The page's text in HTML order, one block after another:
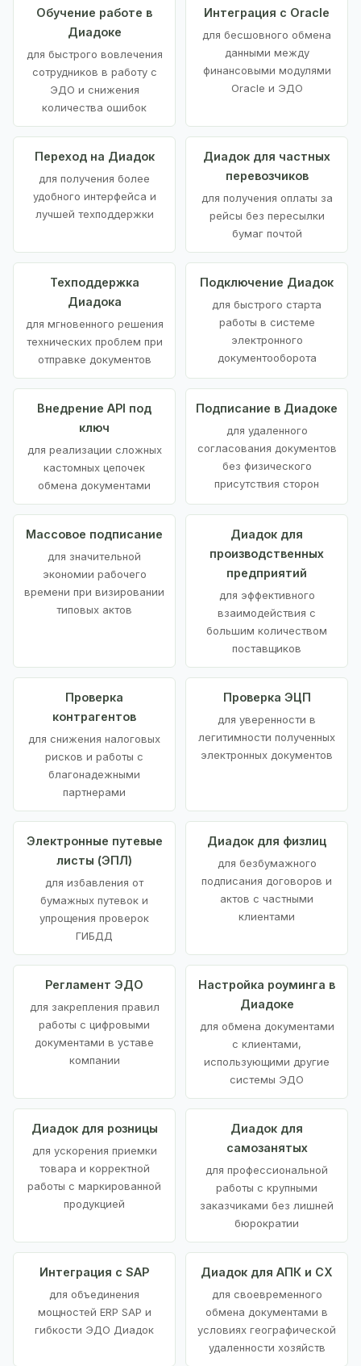
Обучение работе в
Диадоке
для быстрого вовлечения
сотрудников в работу с
ЭДО и снижения
количества ошибок
Интеграция с Oracle
для бесшовного обмена
данными между
финансовыми модулями
Oracle и ЭДО
Переход на Диадок
для получения более
удобного интерфейса и
лучшей техподдержки
Диадок для частных
перевозчиков
для получения оплаты за
рейсы без пересылки
бумаг почтой
Техподдержка
Диадока
для мгновенного решения
технических проблем при
отправке документов
Подключение Диадок
для быстрого старта
работы в системе
электронного
документооборота
Внедрение API под
ключ
для реализации сложных
кастомных цепочек
обмена документами
Подписание в Диадоке
для удаленного
согласования документов
без физического
присутствия сторон
Массовое подписание
для значительной
экономии рабочего
времени при визировании
типовых актов
Диадок для
производственных
предприятий
для эффективного
взаимодействия с
большим количеством
поставщиков
Проверка
контрагентов
для снижения налоговых
рисков и работы с
благонадежными
партнерами
Проверка ЭЦП
для уверенности в
легитимности полученных
электронных документов
Электронные путевые
листы (ЭПЛ)
для избавления от
бумажных путевок и
упрощения проверок
ГИБДД
Диадок для физлиц
для безбумажного
подписания договоров и
актов с частными
клиентами
Регламент ЭДО
для закрепления правил
работы с цифровыми
документами в уставе
компании
Настройка роуминга в
Диадоке
для обмена документами
с клиентами,
использующими другие
системы ЭДО
Диадок для розницы
для ускорения приемки
товара и корректной
работы с маркированной
продукцией
Диадок для
самозанятых
для профессиональной
работы с крупными
заказчиками без лишней
бюрократии
Интеграция с SAP
для объединения
мощностей ERP SAP и
гибкости ЭДО Диадок
Диадок для АПК и СХ
для своевременного
обмена документами в
условиях географической
удаленности хозяйств